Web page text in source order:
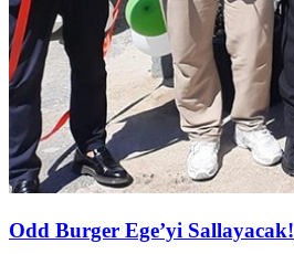
Odd Burger Ege’yi Sallayacak!